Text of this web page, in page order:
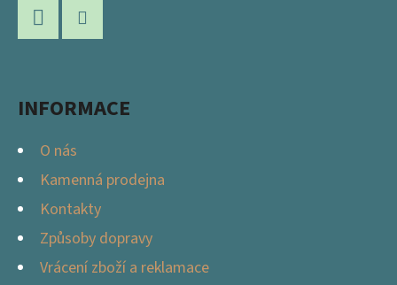
INFORMACE
O nás
Kamenná prodejna
Kontakty
Způsoby dopravy
Vrácení zboží a reklamace